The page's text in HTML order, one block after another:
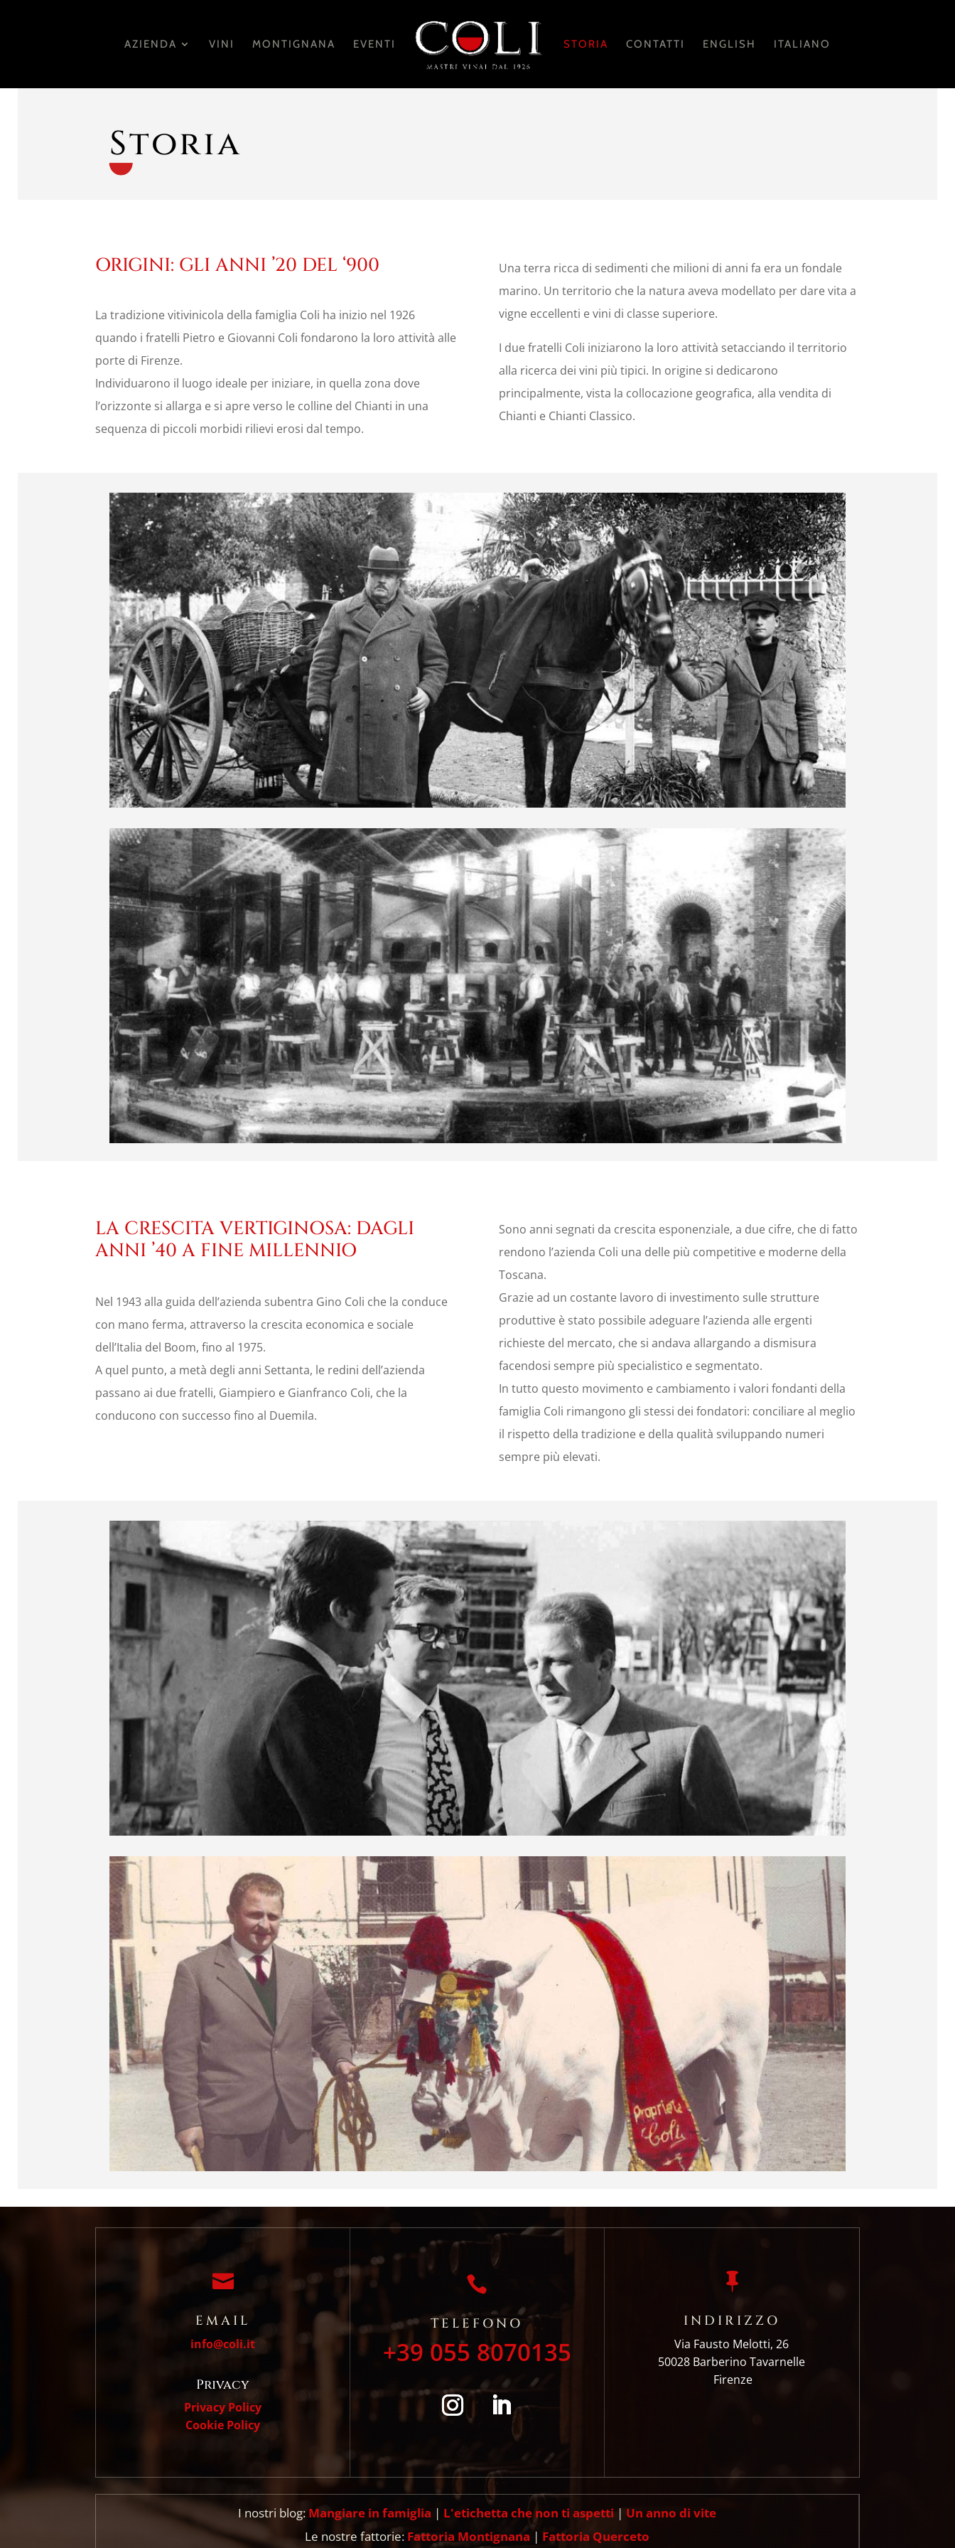
AZIENDA VINI MONTIGNANA EVENTI STORIA CONTATTI ENGLISH ITALIANO
Storia
ORIGINI: GLI ANNI ’20 DEL ‘900
La tradizione vitivinicola della famiglia Coli ha inizio nel 1926
quando i fratelli Pietro e Giovanni Coli fondarono la loro attività alle
porte di Firenze.
Individuarono il luogo ideale per iniziare, in quella zona dove
l’orizzonte si allarga e si apre verso le colline del Chianti in una
sequenza di piccoli morbidi rilievi erosi dal tempo.
Una terra ricca di sedimenti che milioni di anni fa era un fondale
marino. Un territorio che la natura aveva modellato per dare vita a
vigne eccellenti e vini di classe superiore.
I due fratelli Coli iniziarono la loro attività setacciando il territorio
alla ricerca dei vini più tipici. In origine si dedicarono
principalmente, vista la collocazione geografica, alla vendita di
Chianti e Chianti Classico.
LA CRESCITA VERTIGINOSA: DAGLI
ANNI ’40 A FINE MILLENNIO
Nel 1943 alla guida dell’azienda subentra Gino Coli che la conduce
con mano ferma, attraverso la crescita economica e sociale
dell’Italia del Boom, fino al 1975.
A quel punto, a metà degli anni Settanta, le redini dell’azienda
passano ai due fratelli, Giampiero e Gianfranco Coli, che la
conducono con successo fino al Duemila.
Sono anni segnati da crescita esponenziale, a due cifre, che di fatto
rendono l’azienda Coli una delle più competitive e moderne della
Toscana.
Grazie ad un costante lavoro di investimento sulle strutture
produttive è stato possibile adeguare l’azienda alle ergenti
richieste del mercato, che si andava allargando a dismisura
facendosi sempre più specialistico e segmentato.
In tutto questo movimento e cambiamento i valori fondanti della
famiglia Coli rimangono gli stessi dei fondatori: conciliare al meglio
il rispetto della tradizione e della qualità sviluppando numeri
sempre più elevati.

EMAIL
info@coli.it
Privacy
Privacy Policy
Cookie Policy

TELEFONO
+39 055 8070135

INDIRIZZO
Via Fausto Melotti, 26
50028 Barberino Tavarnelle
Firenze
I nostri blog: Mangiare in famiglia | L'etichetta che non ti aspetti | Un anno di vite
Le nostre fattorie: Fattoria Montignana | Fattoria Querceto